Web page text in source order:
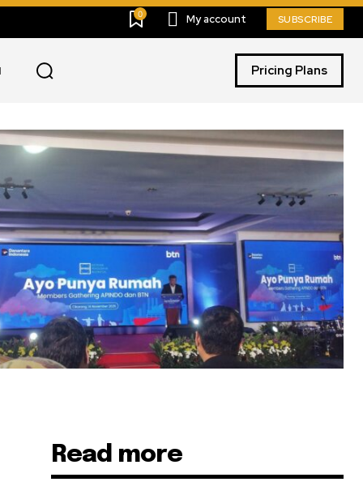
0 My account SUBSCRIBE
Pricing Plans
Read more